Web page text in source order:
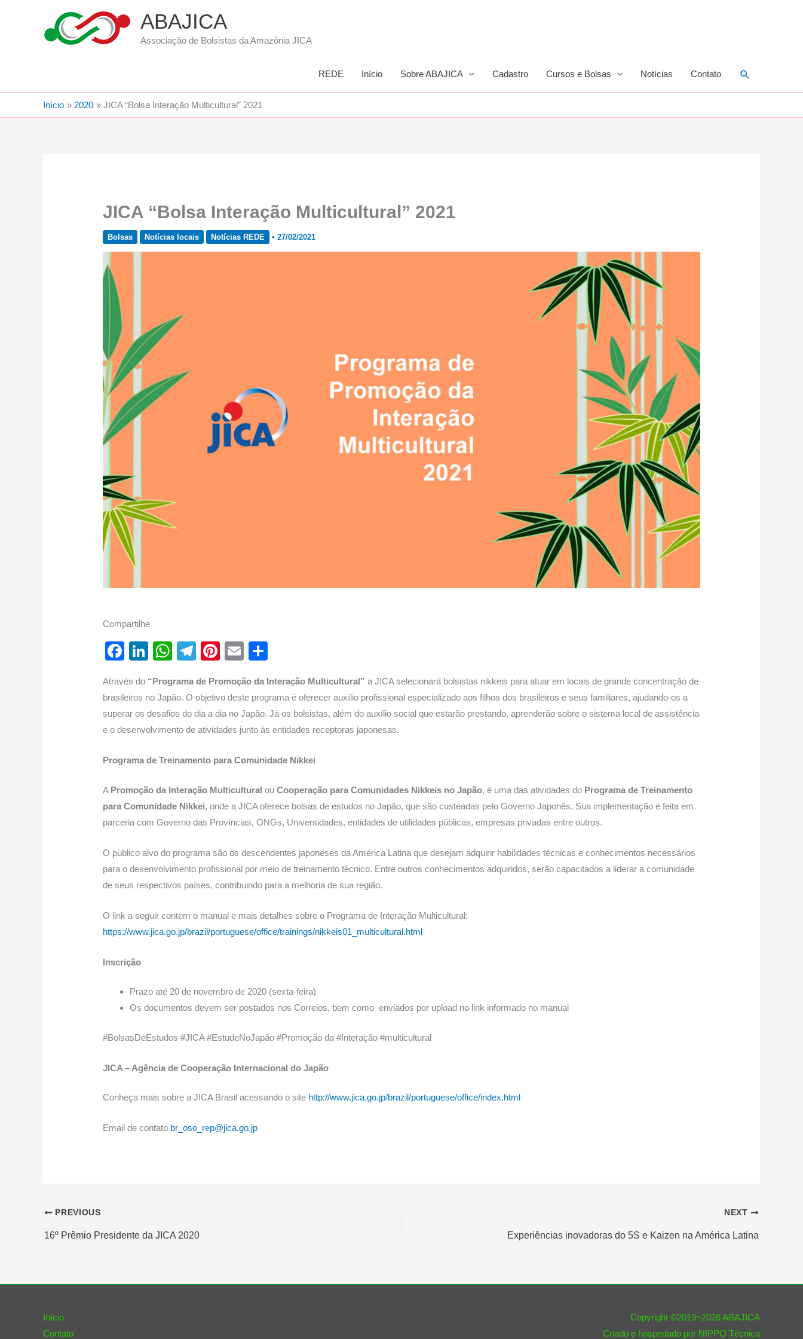
ABAJICA
Associação de Bolsistas da Amazônia JICA
REDE Início Sobre ABAJICA Cadastro Cursos e Bolsas Notícias Contato Pesquisar
Início 2020 JICA “Bolsa Interação Multicultural” 2021
JICA “Bolsa Interação Multicultural” 2021
Bolsas Notícias locais Notícias REDE •27/02/2021
Compartilhe
F
c
e
b
o
k
Li
k
e
dI
W
at
s
A
p
T
e
gr
a
Pi
er
e
st
E
ail ar
e
Através do “Programa de Promoção da Interação Multicultural” a JICA selecionará bolsistas nikkeis para atuar em locais de grande concentração de
brasileiros no Japão. O objetivo deste programa é oferecer auxílio profissional especializado aos filhos dos brasileiros e seus familiares, ajudando-os a
superar os desafios do dia a dia no Japão. Já os bolsistas, além do auxílio social que estarão prestando, aprenderão sobre o sistema local de assistência
e o desenvolvimento de atividades junto às entidades receptoras japonesas.
Programa de Treinamento para Comunidade Nikkei
A Promoção da Interação Multicultural ouCooperação para Comunidades Nikkeis no Japão, é uma das atividades do Programa de Treinamento
para Comunidade Nikkei, onde a JICA oferece bolsas de estudos no Japão, que são custeadas pelo Governo Japonês. Sua implementação é feita em
parceria com Governo das Províncias, ONGs, Universidades, entidades de utilidades públicas, empresas privadas entre outros.
O público alvo do programa são os descendentes japoneses da América Latina que desejam adquirir habilidades técnicas e conhecimentos necessários
para o desenvolvimento profissional por meio de treinamento técnico. Entre outros conhecimentos adquiridos, serão capacitados a liderar a comunidade
de seus respectivos países, contribuindo para a melhoria de sua região.
O link a seguir contem o manual e mais detalhes sobre o Programa de Interação Multicultural:
https://www.jica.go.jp/brazil/portuguese/office/trainings/nikkeis01_multicultural.html
Inscrição
Prazo até 20 de novembro de 2020 (sexta-feira)
Os documentos devem ser postados nos Correios, bem como enviados por upload no link informado no manual
#BolsasDeEstudos #JICA #EstudeNoJapão #Promoção da #Interação #multicultural
JICA – Agência de Cooperação Internacional do Japão
Conheça mais sobre a JICA Brasil acessando o site http://www.jica.go.jp/brazil/portuguese/office/index.html
Email de contato br_oso_rep@jica.go.jp
PREVIOUS
16º Prêmio Presidente da JICA 2020
NEXT
Experiências inovadoras do 5S e Kaizen na América Latina
Início
Contato
Copyright ©2019~2026ABAJICA
Criado e hospedado por NIPPO Técnica